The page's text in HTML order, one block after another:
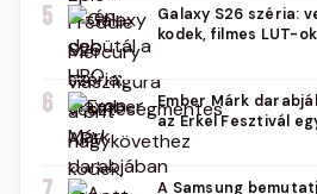
5
Galaxy S26 széria:
kodek, filmes LUT-
6
Ember Márk
az Erkel Fesztivál
A Samsung